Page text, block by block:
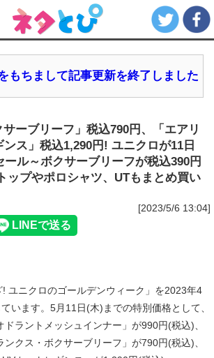
もちまして記事更新を終了しました
サーブリーフ」税込790円、「エアリ
ス」税込1,290円! ユニクロが11日
ル～ボクサーブリーフが税込390円
ップやポロシャツ、UTもまとめ買い
[2023/5/6 13:04]
ユニクロのゴールデンウィーク」を2023年4
います。5月11日(木)までの特別価格として、
ラントメッシュインナー」が990円(税込)、
クス・ボクサーブリーフ」が790円(税込)、